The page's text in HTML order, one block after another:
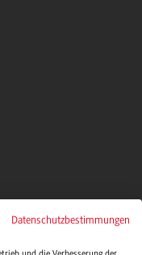
Datenschutzbestimmungen